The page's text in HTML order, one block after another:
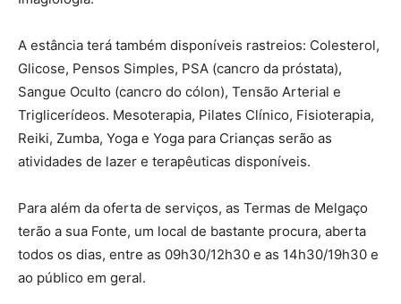
A estância terá também disponíveis rastreios: Colesterol,
Glicose, Pensos Simples, PSA (cancro da próstata),
Sangue Oculto (cancro do cólon), Tensão Arterial e
Triglicerídeos. Mesoterapia, Pilates Clínico, Fisioterapia,
Reiki, Zumba, Yoga e Yoga para Crianças serão as
atividades de lazer e terapêuticas disponíveis.
Para além da oferta de serviços, as Termas de Melgaço
terão a sua Fonte, um local de bastante procura, aberta
todos os dias, entre as 09h30/12h30 e as 14h30/19h30 e
ao público em geral.